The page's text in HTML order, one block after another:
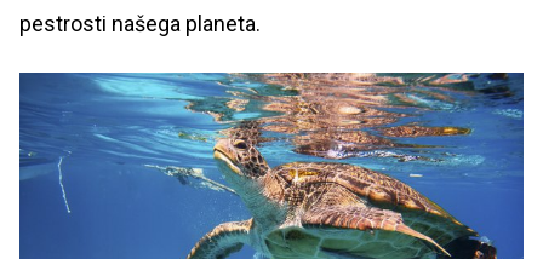
pestrosti našega planeta.